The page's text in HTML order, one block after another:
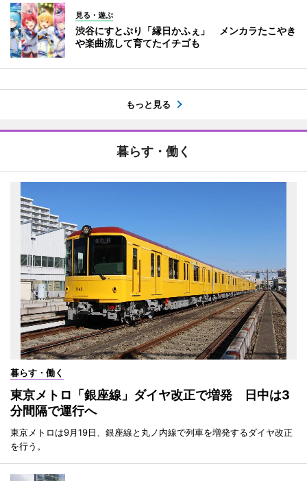
見る・遊ぶ
渋谷にすとぷり「縁日かふぇ」 メンカラたこやき
や楽曲流して育てたイチゴも
もっと見る
暮らす・働く
暮らす・働く
東京メトロ「銀座線」ダイヤ改正で増発 日中は3
分間隔で運行へ
東京メトロは9月19日、銀座線と丸ノ内線で列車を増発するダイヤ改正
を行う。